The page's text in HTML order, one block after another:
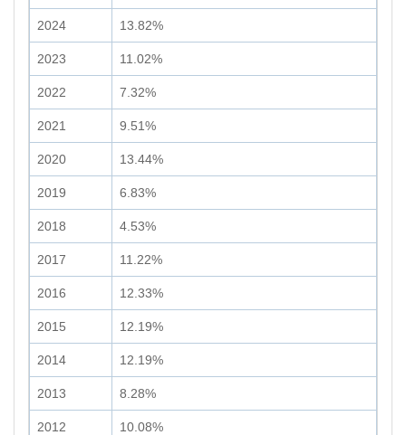
2024 13.82%
2023 11.02%
2022 7.32%
2021 9.51%
2020 13.44%
2019 6.83%
2018 4.53%
2017 11.22%
2016 12.33%
2015 12.19%
2014 12.19%
2013 8.28%
2012 10.08%